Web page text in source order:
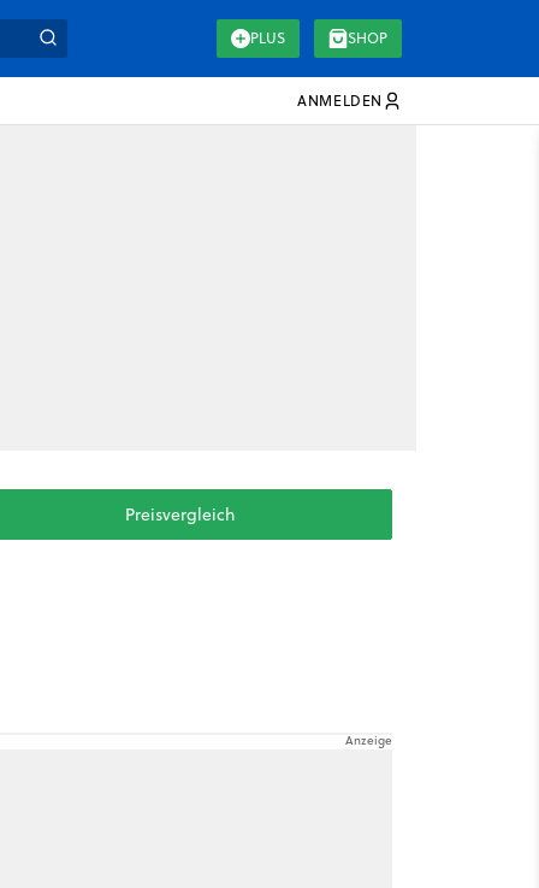
PLUS SHOP
ANMELDEN
Preisvergleich